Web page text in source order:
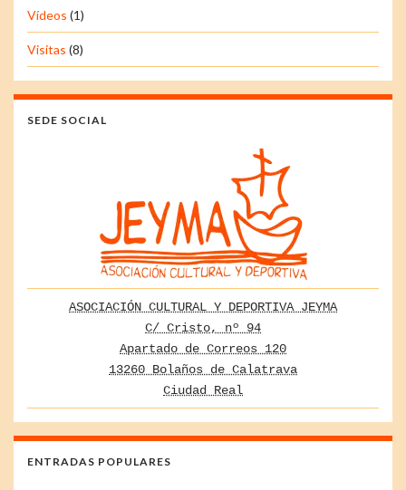
Vídeos (1)
Visitas (8)
SEDE SOCIAL
ASOCIACIÓN CULTURAL Y DEPORTIVA JEYMA
C/ Cristo, nº 94
Apartado de Correos 120
13260 Bolaños de Calatrava
Ciudad Real
ENTRADAS POPULARES